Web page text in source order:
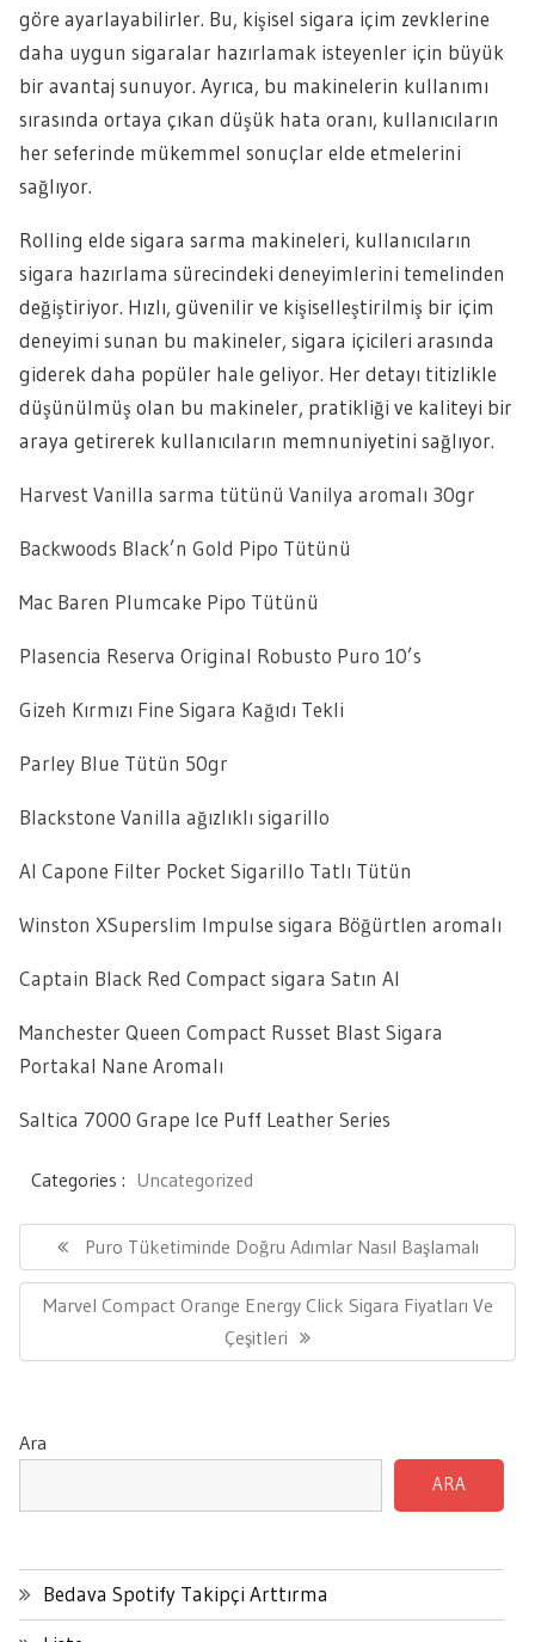
göre ayarlayabilirler. Bu, kişisel sigara içim zevklerine
daha uygun sigaralar hazırlamak isteyenler için büyük
bir avantaj sunuyor. Ayrıca, bu makinelerin kullanımı
sırasında ortaya çıkan düşük hata oranı, kullanıcıların
her seferinde mükemmel sonuçlar elde etmelerini
sağlıyor.
Rolling elde sigara sarma makineleri, kullanıcıların
sigara hazırlama sürecindeki deneyimlerini temelinden
değiştiriyor. Hızlı, güvenilir ve kişiselleştirilmiş bir içim
deneyimi sunan bu makineler, sigara içicileri arasında
giderek daha popüler hale geliyor. Her detayı titizlikle
düşünülmüş olan bu makineler, pratikliği ve kaliteyi bir
araya getirerek kullanıcıların memnuniyetini sağlıyor.
Harvest Vanilla sarma tütünü Vanilya aromalı 30gr
Backwoods Black’n Gold Pipo Tütünü
Mac Baren Plumcake Pipo Tütünü
Plasencia Reserva Original Robusto Puro 10’s
Gizeh Kırmızı Fine Sigara Kağıdı Tekli
Parley Blue Tütün 50gr
Blackstone Vanilla ağızlıklı sigarillo
Al Capone Filter Pocket Sigarillo Tatlı Tütün
Winston XSuperslim Impulse sigara Böğürtlen aromalı
Captain Black Red Compact sigara Satın Al
Manchester Queen Compact Russet Blast Sigara
Portakal Nane Aromalı
Saltica 7000 Grape Ice Puff Leather Series
Categories : Uncategorized
gezinmesiPrevious
Post:
Puro Tüketiminde Doğru Adımlar Nasıl Başlamalı
Next
Marvel Compact Orange Energy Click Sigara Fiyatları Ve
Çeşitleri
Ara
ARA
Bedava Spotify Takipçi Arttırma